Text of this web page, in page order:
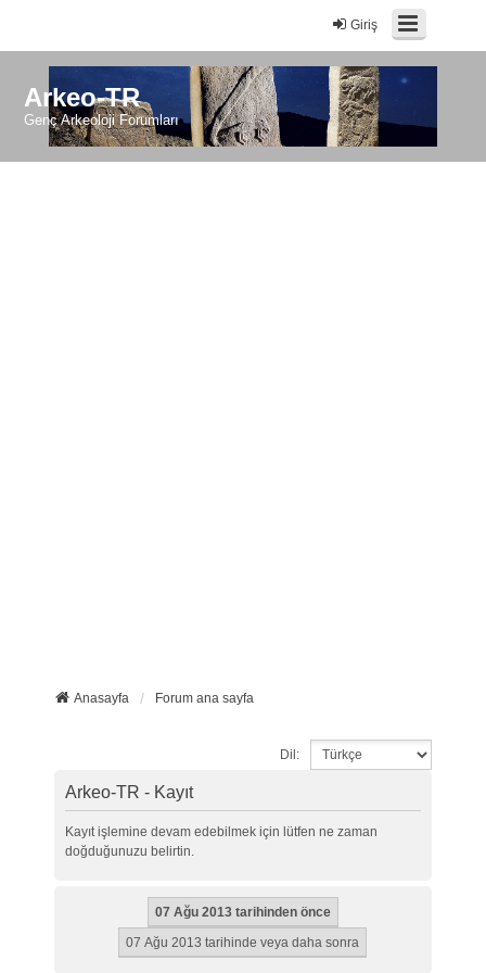
Giriş
Arkeo-TR
Genç Arkeoloji Forumları
Anasayfa Forum ana sayfa
Dil:
Arkeo-TR - Kayıt
Kayıt işlemine devam edebilmek için lütfen ne zaman
doğduğunuzu belirtin.